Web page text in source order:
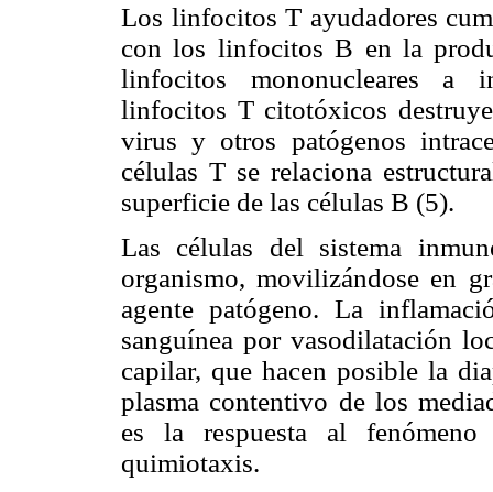
Los linfocitos T ayudadores
con los linfocitos B en la
linfocitos mononucleares a
linfocitos T citotóxicos
virus y otros patógenos
células T se relaciona
superficie de las células B (5).
Las células del sistema
organismo, movilizándose en
agente patógeno. La
sanguínea por vasodilatación
capilar, que hacen posible la
plasma contentivo de los
es la respuesta al
quimiotaxis.